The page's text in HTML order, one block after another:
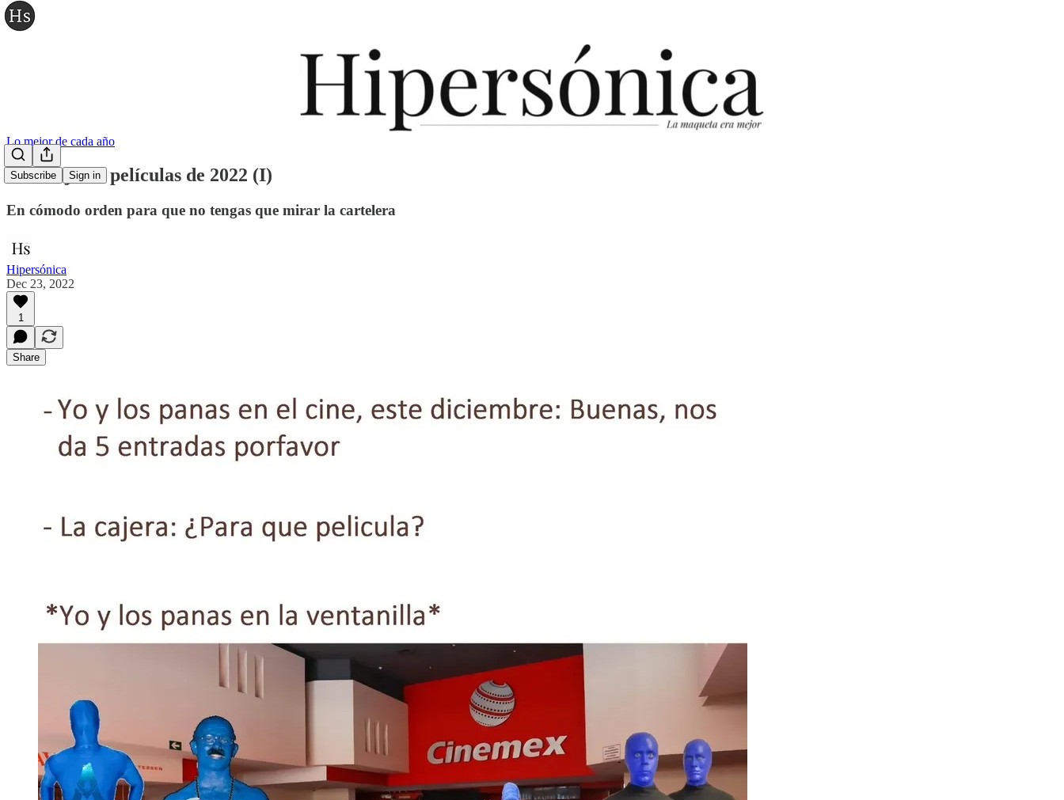
Subscribe Sign in
Lo mejor de cada año
Las mejores películas de 2022 (I)
En cómodo orden para que no tengas que mirar la cartelera
Hipersónica
Dec 23, 2022
1
Share